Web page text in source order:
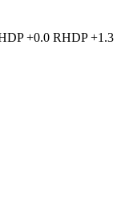
+0.0 RHDP +1.3